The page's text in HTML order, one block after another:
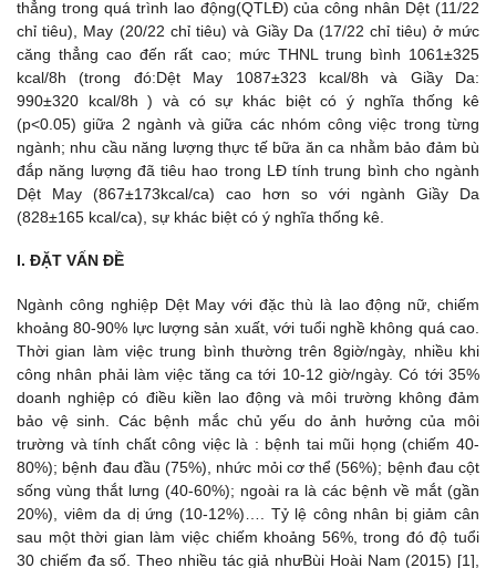
thẳng trong quá trình lao động(QTLĐ) của công nhân Dệt (11/22
chỉ tiêu), May (20/22 chỉ tiêu) và Giầy Da (17/22 chỉ tiêu) ở mức
căng thẳng cao đến rất cao; mức THNL trung bình 1061±325
kcal/8h (trong đó:Dệt May 1087±323 kcal/8h và Giầy Da:
990±320 kcal/8h ) và có sự khác biệt có ý nghĩa thống kê
(p<0.05) giữa 2 ngành và giữa các nhóm công việc trong từng
ngành; nhu cầu năng lượng thực tế bữa ăn ca nhằm bảo đảm bù
đắp năng lượng đã tiêu hao trong LĐ tính trung bình cho ngành
Dệt May (867±173kcal/ca) cao hơn so với ngành Giầy Da
(828±165 kcal/ca), sự khác biệt có ý nghĩa thống kê.
I. ĐẶT VẤN ĐỀ
Ngành công nghiệp Dệt May với đặc thù là lao động nữ, chiếm
khoảng 80-90% lực lượng sản xuất, với tuổi nghề không quá cao.
Thời gian làm việc trung bình thường trên 8giờ/ngày, nhiều khi
công nhân phải làm việc tăng ca tới 10-12 giờ/ngày. Có tới 35%
doanh nghiệp có điều kiền lao động và môi trường không đảm
bảo vệ sinh. Các bệnh mắc chủ yếu do ảnh hưởng của môi
trường và tính chất công việc là : bệnh tai mũi họng (chiếm 40-
80%); bệnh đau đầu (75%), nhức mỏi cơ thể (56%); bệnh đau cột
sống vùng thắt lưng (40-60%); ngoài ra là các bệnh về mắt (gần
20%), viêm da dị ứng (10-12%)…. Tỷ lệ công nhân bị giảm cân
sau một thời gian làm việc chiếm khoảng 56%, trong đó độ tuổi
30 chiếm đa số. Theo nhiều tác giả nhưBùi Hoài Nam (2015) [1],